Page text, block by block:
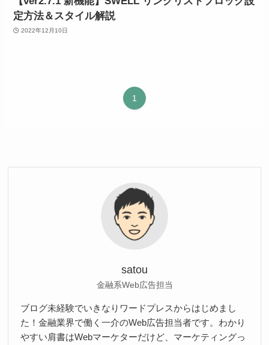
定方法＆スタイル解説
2022年12月10日
1
satou
金融系Web広告担当
ブログ未経験でいきなりワードプレスからはじめまし
た！金融業界で働く一介のWeb広告担当者です。わかり
やすい肩書はWebマーケターだけど、マーケティングっ